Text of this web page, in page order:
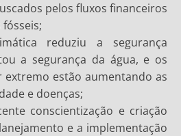
pelos fluxos financeiros
reduziu a segurança
a segurança da água, e os
extremo estão aumentando as
e doenças;
conscientização e criação
e a implementação